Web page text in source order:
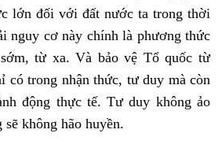
lớn đối với đất nước ta trong thời
nguy cơ này chính là phương thức
từ xa. Và bảo vệ Tổ quốc từ
có trong nhận thức, tư duy mà còn
động thực tế. Tư duy không ảo
không hão huyền.